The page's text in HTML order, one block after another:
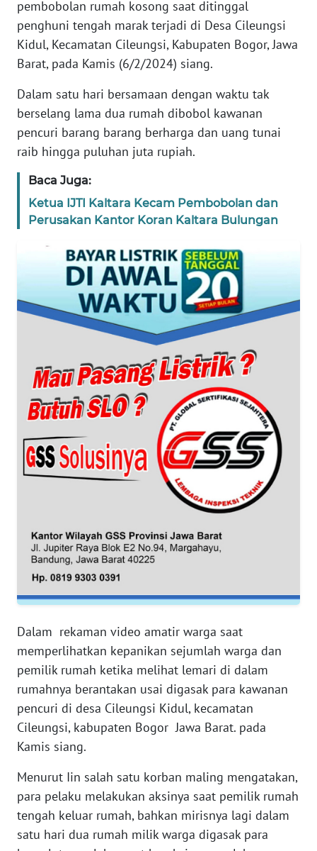
pembobolan rumah kosong saat ditinggal
penghuni tengah marak terjadi di Desa Cileungsi
Kidul, Kecamatan Cileungsi, Kabupaten Bogor, Jawa
Barat, pada Kamis (6/2/2024) siang.
Dalam satu hari bersamaan dengan waktu tak
berselang lama dua rumah dibobol kawanan
pencuri barang barang berharga dan uang tunai
raib hingga puluhan juta rupiah.
Baca Juga:
Ketua IJTI Kaltara Kecam Pembobolan dan
Perusakan Kantor Koran Kaltara Bulungan
Dalam rekaman video amatir warga saat
memperlihatkan kepanikan sejumlah warga dan
pemilik rumah ketika melihat lemari di dalam
rumahnya berantakan usai digasak para kawanan
pencuri di desa Cileungsi Kidul, kecamatan
Cileungsi, kabupaten Bogor Jawa Barat. pada
Kamis siang.
Menurut Iin salah satu korban maling mengatakan,
para pelaku melakukan aksinya saat pemilik rumah
tengah keluar rumah, bahkan mirisnya lagi dalam
satu hari dua rumah milik warga digasak para
KARIR
DISCLAIMER
Wahana
News
Regional
WN
WN
JAKARTA
WN
WN
NTT
WN
KEPRI
WN
PAPUA
BARAT
RIAU
SERAMBI
WN
JAMBI
WN
WN
NTB